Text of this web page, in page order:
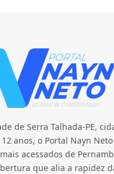
de Serra Talhada-PE,
anos, o Portal Nayn
acessados de
que alia a rapidez